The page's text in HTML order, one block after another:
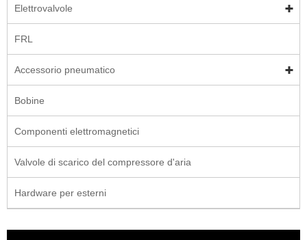
Elettrovalvole
FRL
Accessorio pneumatico
Bobine
Componenti elettromagnetici
Valvole di scarico del compressore d'aria
Hardware per esterni